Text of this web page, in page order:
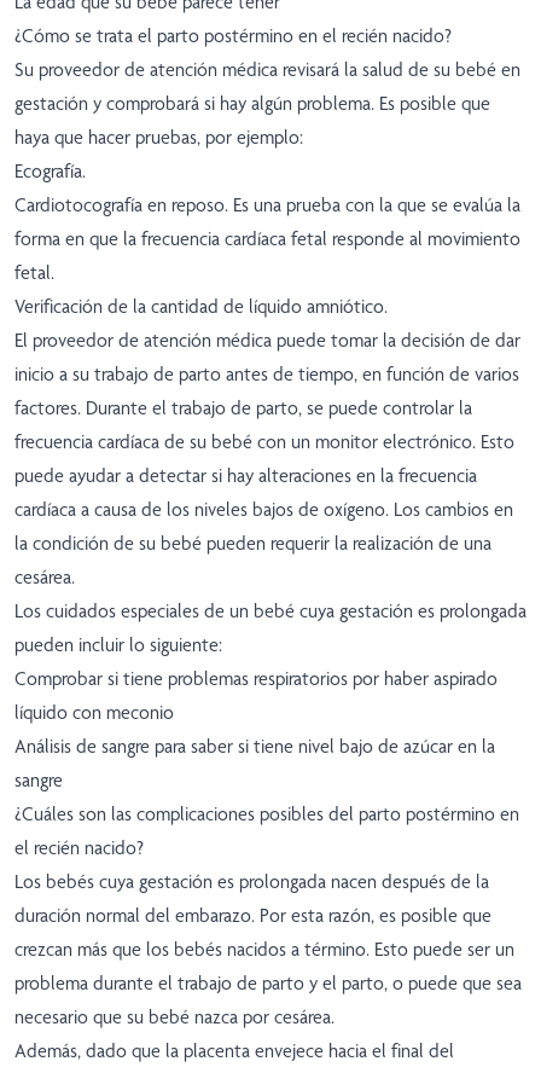
¿Cómo se trata el parto postérmino en el recién nacido?
Su proveedor de atención médica revisará la salud de su bebé en
gestación y comprobará si hay algún problema. Es posible que
haya que hacer pruebas, por ejemplo:
Ecografía.
Cardiotocografía en reposo. Es una prueba con la que se evalúa la
forma en que la frecuencia cardíaca fetal responde al movimiento
fetal.
Verificación de la cantidad de líquido amniótico.
El proveedor de atención médica puede tomar la decisión de dar
inicio a su trabajo de parto antes de tiempo, en función de varios
factores. Durante el trabajo de parto, se puede controlar la
frecuencia cardíaca de su bebé con un monitor electrónico. Esto
puede ayudar a detectar si hay alteraciones en la frecuencia
cardíaca a causa de los niveles bajos de oxígeno. Los cambios en
la condición de su bebé pueden requerir la realización de una
cesárea.
Los cuidados especiales de un bebé cuya gestación es prolongada
pueden incluir lo siguiente:
Comprobar si tiene problemas respiratorios por haber aspirado
líquido con meconio
Análisis de sangre para saber si tiene nivel bajo de azúcar en la
sangre
¿Cuáles son las complicaciones posibles del parto postérmino en
el recién nacido?
Los bebés cuya gestación es prolongada nacen después de la
duración normal del embarazo. Por esta razón, es posible que
crezcan más que los bebés nacidos a término. Esto puede ser un
problema durante el trabajo de parto y el parto, o puede que sea
necesario que su bebé nazca por cesárea.
Además, dado que la placenta envejece hacia el final del